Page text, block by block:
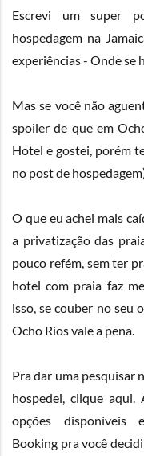
Escrevi um super
hospedagem na
experiências - Onde se
Mas se você não
spoiler de que em
Hotel e gostei, porém
no post de
O que eu achei mais
a privatização das
pouco refém, sem ter
hotel com praia faz
isso, se couber no seu
Ocho Rios vale a pena.
Pra dar uma pesquisar
hospedei, clique aqui
opções disponíveis
Booking pra você